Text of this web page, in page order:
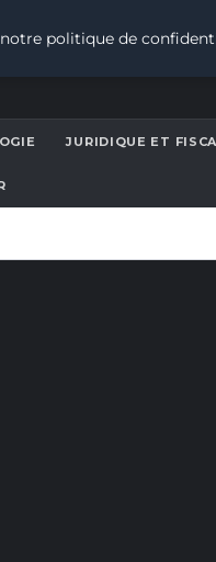
JURIDIQUE ET
politique de